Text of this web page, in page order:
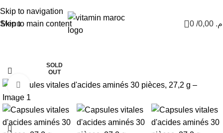
Skip to navigation
Skip to main content
Menu 0 /
SOLD
OUT
Click to enlarge